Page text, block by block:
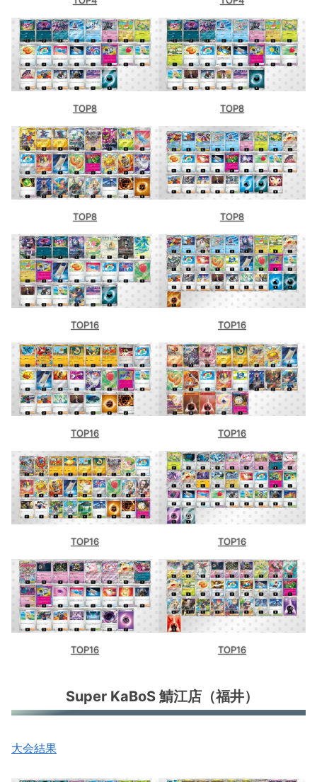
TOP8 TOP8
TOP8 TOP8
TOP16 TOP16
TOP16 TOP16
TOP16 TOP16
TOP16 TOP16
Super KaBoS 鯖江店（福井）
大会結果